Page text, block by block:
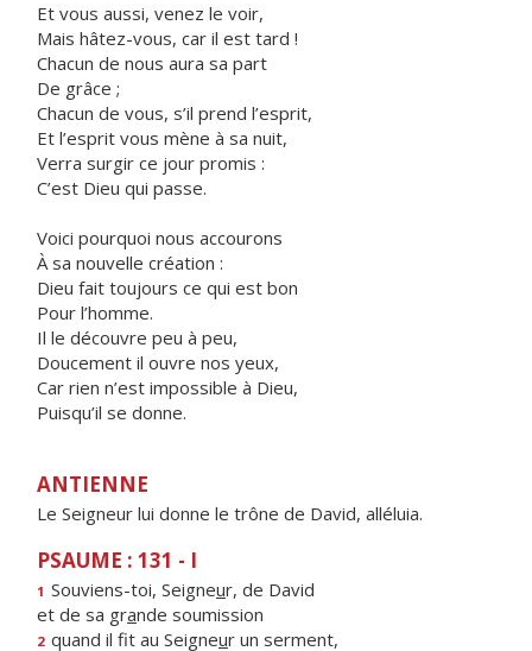
Et vous aussi, venez le voir,
Mais hâtez-vous, car il est tard !
Chacun de nous aura sa part
De grâce ;
Chacun de vous, s’il prend l’esprit,
Et l’esprit vous mène à sa nuit,
Verra surgir ce jour promis :
C’est Dieu qui passe.
Voici pourquoi nous accourons
À sa nouvelle création :
Dieu fait toujours ce qui est bon
Pour l’homme.
Il le découvre peu à peu,
Doucement il ouvre nos yeux,
Car rien n’est impossible à Dieu,
Puisqu’il se donne.
ANTIENNE
Le Seigneur lui donne le trône de David, alléluia.
PSAUME : 131 - I
1 Souviens-toi, Seigneur, de David
et de sa grande soumission
2 quand il fit au Seigneur un serment,